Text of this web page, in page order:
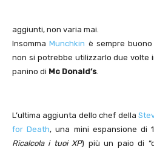
aggiunti, non varia mai.
InsommaMunchkin è sempre
non si potrebbe utilizzarlo due volte
panino di Mc Donald’s.
L’ultima aggiunta dello chef della
for Death, una mini espansione di
Ricalcola i tuoi XP) più un paio di